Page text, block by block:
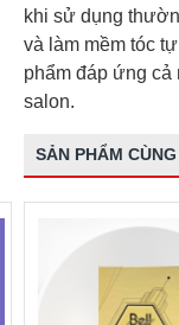
khi sử dụng
và làm mềm tóc
phẩm đáp ứng cả
salon.
SẢN PHẨM